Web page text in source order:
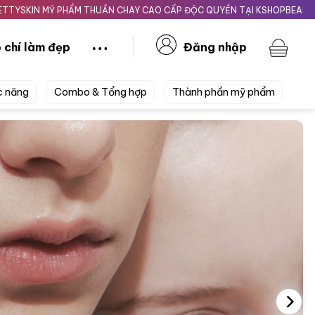
THUẦN CHAY CAO CẤP ĐỘC QUYỀN TẠI KSHOPBEAUTY.VN Giao
chí làm đẹp Đăng nhập
năng Combo & Tổng hợp Thành phần mỹ phẩm